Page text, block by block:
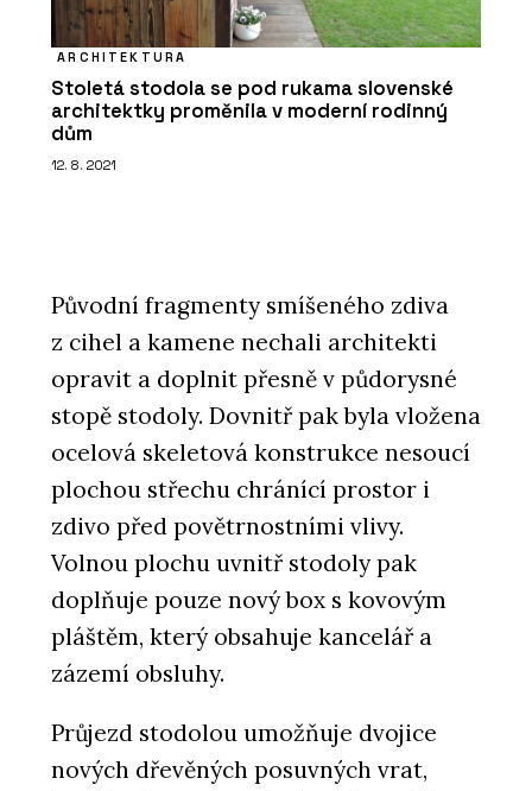
ARCHITEKTURA
Stoletá stodola se pod rukama slovenské
architektky proměnila v moderní rodinný
dům
12. 8. 2021
Původní fragmenty smíšeného zdiva
z cihel a kamene nechali architekti
opravit a doplnit přesně v půdorysné
stopě stodoly. Dovnitř pak byla vložena
ocelová skeletová konstrukce nesoucí
plochou střechu chránící prostor i
zdivo před povětrnostními vlivy.
Volnou plochu uvnitř stodoly pak
doplňuje pouze nový box s kovovým
pláštěm, který obsahuje kancelář a
zázemí obsluhy.
Průjezd stodolou umožňuje dvojice
nových dřevěných posuvných vrat,